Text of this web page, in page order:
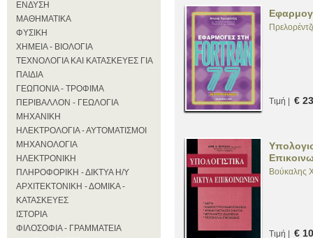
ΕΝΔΥΣΗ
ΜΑΘΗΜΑΤΙΚΑ
ΦΥΣΙΚΗ
ΧΗΜΕΙΑ - ΒΙΟΛΟΓΙΑ
ΤΕΧΝΟΛΟΓΙΑ ΚΑΙ ΚΑΤΑΣΚΕΥΕΣ ΓΙΑ
ΠΑΙΔΙΑ
ΓΕΩΠΟΝΙΑ - ΤΡΟΦΙΜΑ
ΠΕΡΙΒΑΛΛΟΝ - ΓΕΩΛΟΓΙΑ
ΜΗΧΑΝΙΚΗ
ΗΛΕΚΤΡΟΛΟΓΙΑ - ΑΥΤΟΜΑΤΙΣΜΟΙ
ΜΗΧΑΝΟΛΟΓΙΑ
ΗΛΕΚΤΡΟΝΙΚΗ
ΠΛΗΡΟΦΟΡΙΚΗ - ΔΙΚΤΥΑ Η/Υ
ΑΡΧΙΤΕΚΤΟΝΙΚΗ - ΔΟΜΙΚΑ -
ΚΑΤΑΣΚΕΥΕΣ
ΙΣΤΟΡΙΑ
ΦΙΛΟΣΟΦΙΑ - ΓΡΑΜΜΑΤΕΙΑ
Τιμή | €
Βούκαλης
Τιμή | €